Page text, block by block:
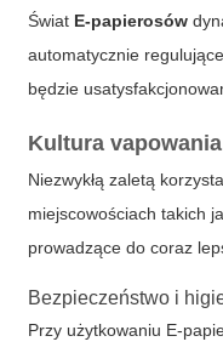
Świat E-papierosów
automatycznie
będzie
Kultura
Niezwykłą zaletą
miejscowościach takich
prowadzące do coraz
Bezpieczeństwo i
Przy użytkowaniu E-